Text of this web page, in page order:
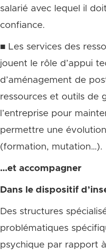
salarié avec lequel il
confiance.
■ Les services des
jouent le rôle d’appui
d’aménagement de
ressources et outils de
l’entreprise pour
permettre une
(formation, mutation…).
…et accompagner
Dans le dispositif
Des structures
problématiques
psychique par rapport à